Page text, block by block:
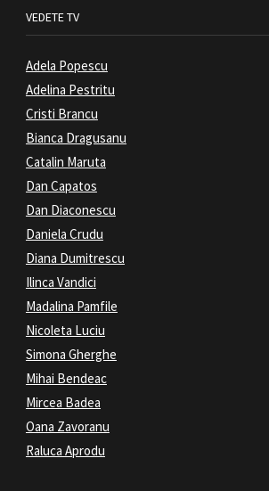
VEDETE TV
Adela Popescu
Adelina Pestritu
Cristi Brancu
Bianca Dragusanu
Catalin Maruta
Dan Capatos
Dan Diaconescu
Daniela Crudu
Diana Dumitrescu
Ilinca Vandici
Madalina Pamfile
Nicoleta Luciu
Simona Gherghe
Mihai Bendeac
Mircea Badea
Oana Zavoranu
Raluca Aprodu